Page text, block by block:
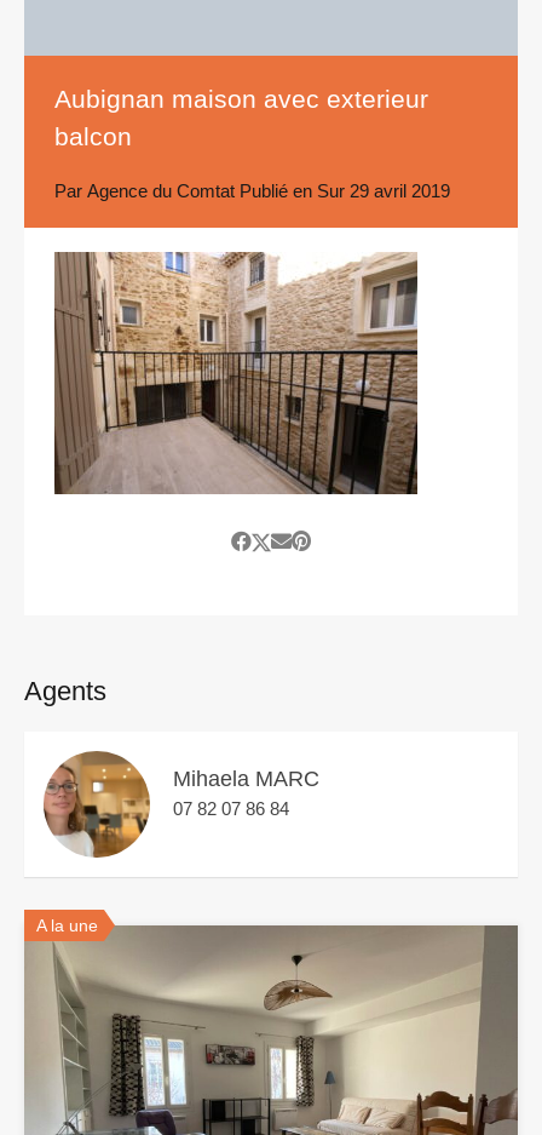
Aubignan maison avec exterieur
balcon
Par Agence du Comtat Publié en Sur 29 avril 2019
Agents
Mihaela MARC
07 82 07 86 84
A la une